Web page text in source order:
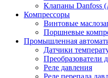
Клапаны
Компрессоры
Винтовые
Поршневые
Промышленная
Датчики
Преобразователи
Реле давления
Реле перепада